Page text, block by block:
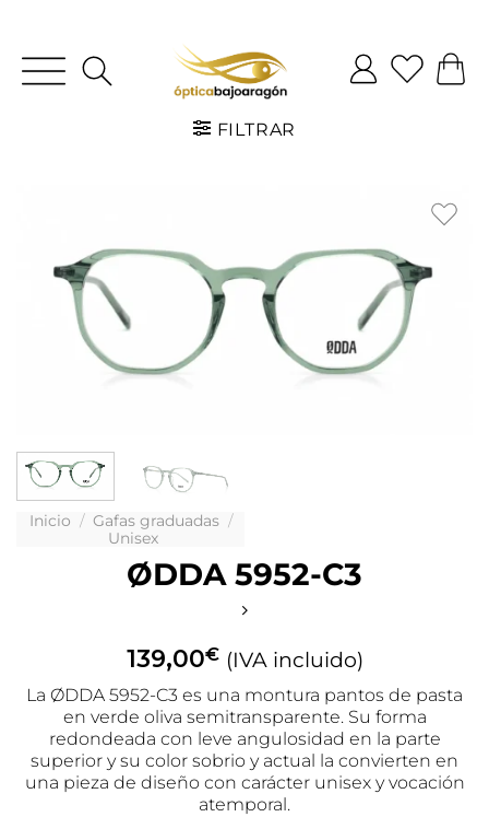
FILTRAR
Inicio / Gafas graduadas /
Unisex
ØDDA 5952-C3
139,00€ (IVA incluido)
La ØDDA 5952-C3 es una montura pantos de pasta
en verde oliva semitransparente. Su forma
redondeada con leve angulosidad en la parte
superior y su color sobrio y actual la convierten en
una pieza de diseño con carácter unisex y vocación
atemporal.